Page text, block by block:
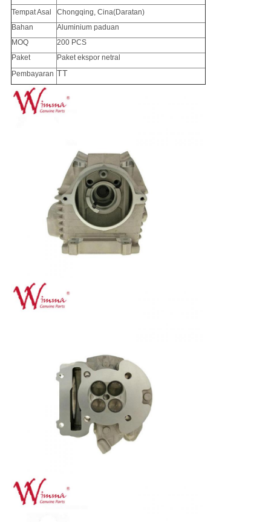
Tempat Asal Chongqing, Cina(Daratan)
Bahan
Aluminium paduan
MOQ
200 PCS
Paket
Paket ekspor netral
Pembayaran TT